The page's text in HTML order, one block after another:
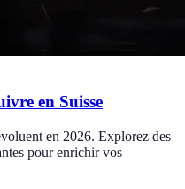
en Suisse
en 2026. Explorez des
pour enrichir vos